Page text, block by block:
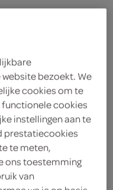
bezoekt. We
cookies om te
functionele cookies
instellingen aan te
prestatiecookies
te meten,
ons toestemming
van